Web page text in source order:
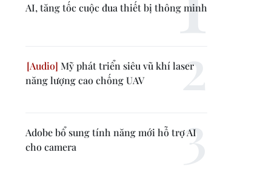
AI, tăng tốc cuộc đua thiết bị thông minh
Mỹ phát triển siêu vũ khí laser
năng lượng cao chống UAV
Adobe bổ sung tính năng mới hỗ trợ AI
cho camera